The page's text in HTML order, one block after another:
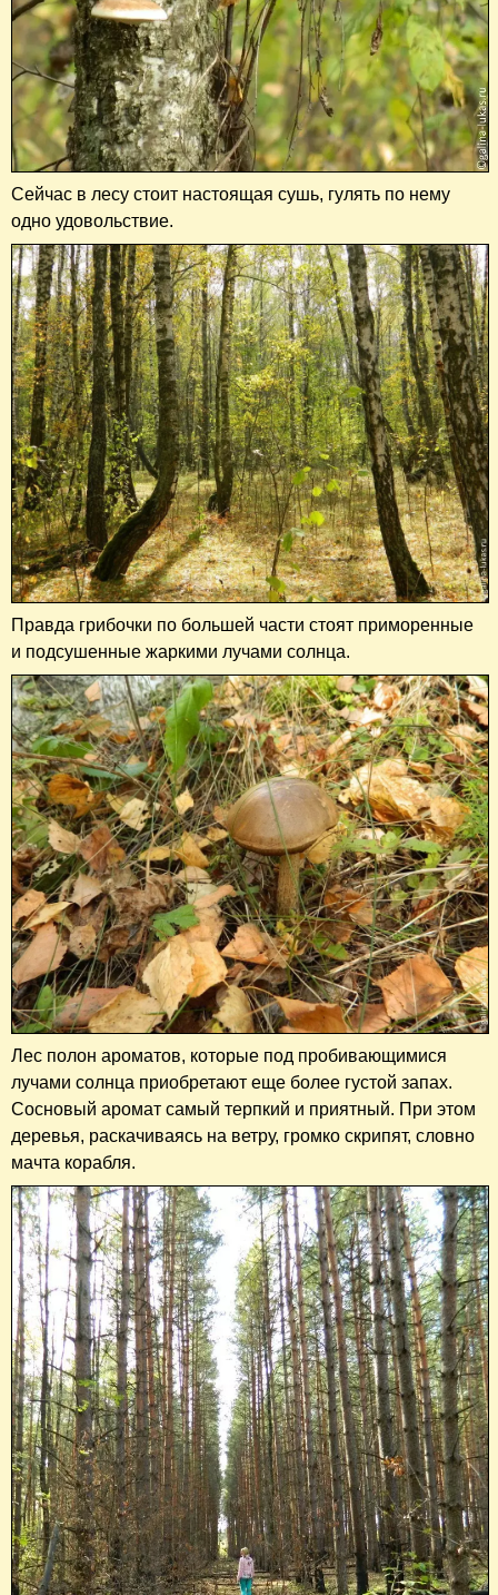
Сейчас в лесу стоит настоящая сушь, гулять по нему
одно удовольствие.
Правда грибочки по большей части стоят приморенные
и подсушенные жаркими лучами солнца.
Лес полон ароматов, которые под пробивающимися
лучами солнца приобретают еще более густой запах.
Сосновый аромат самый терпкий и приятный. При этом
деревья, раскачиваясь на ветру, громко скрипят, словно
мачта корабля.